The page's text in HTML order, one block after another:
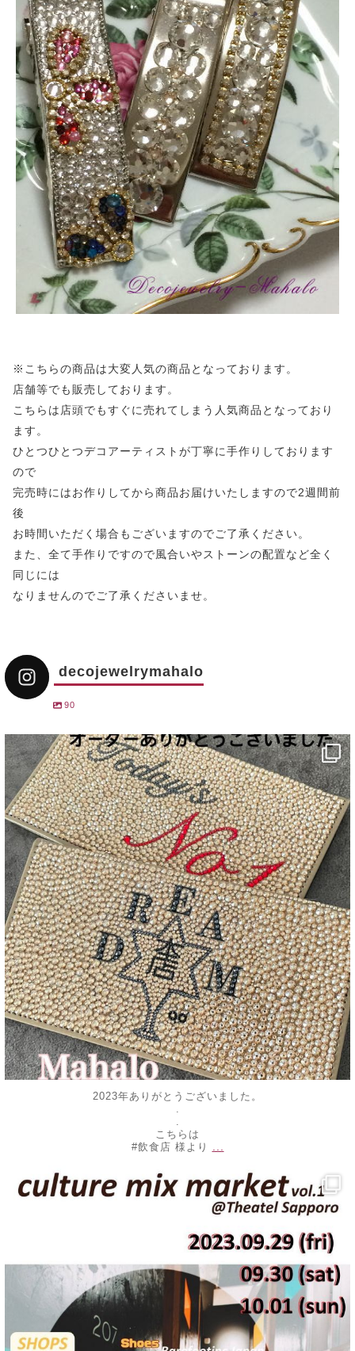
※こちらの商品は大変人気の商品となっております。
店舗等でも販売しております。
こちらは店頭でもすぐに売れてしまう人気商品となっており
ます。
ひとつひとつデコアーティストが丁寧に手作りしております
ので
完売時にはお作りしてから商品お届けいたしますので2週間前
後
お時間いただく場合もございますのでご了承ください。
また、全て手作りですので風合いやストーンの配置など全く
同じには
なりませんのでご了承くださいませ。
decojewelrymahalo
90
decojewelrymahalo
12月 31
2023年ありがとうございました。
こちらは
#飲食店 様より
decojewelrymahalo